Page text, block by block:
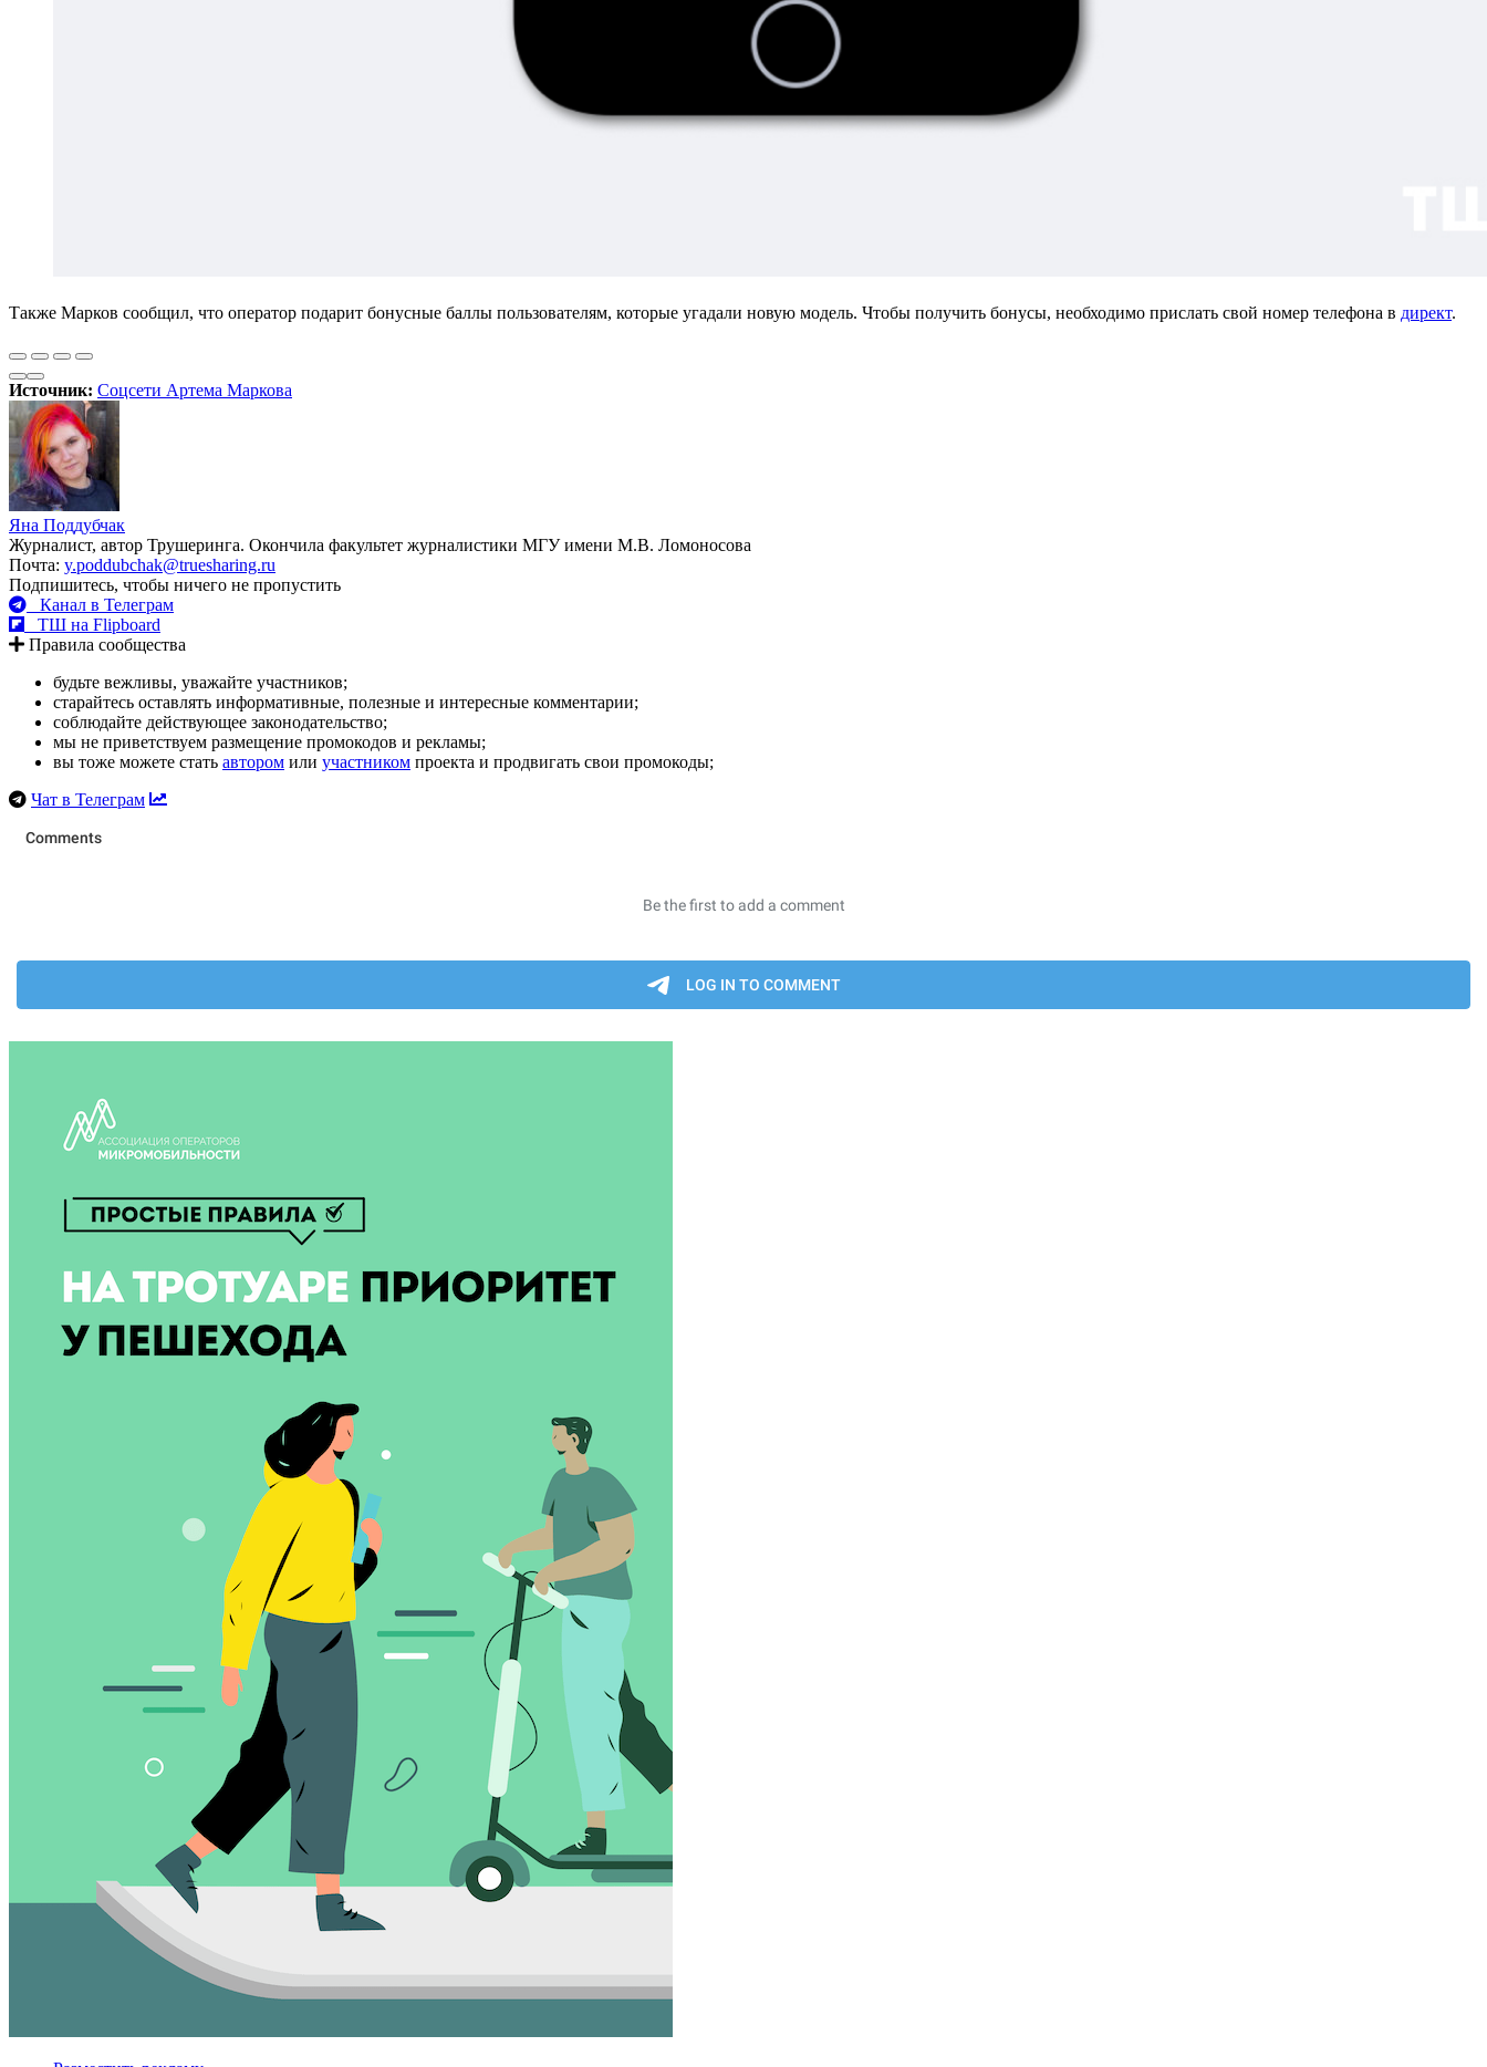
Также Марков сообщил, что оператор подарит бонусные баллы пользователям, которые угадали новую модель. Чтобы получить бонусы, необходимо прислать свой номер телефона в директ.
Источник: Соцсети Артема Маркова
Яна Поддубчак
Журналист, автор Трушеринга. Окончила факультет журналистики МГУ имени М.В. Ломоносова
Почта: y.poddubchak@truesharing.ru
Подпишитесь, чтобы ничего не пропустить
Канал в Телеграм
ТШ на Flipboard
Правила сообщества
будьте вежливы, уважайте участников;
старайтесь оставлять информативные, полезные и интересные комментарии;
соблюдайте действующее законодательство;
мы не приветствуем размещение промокодов и рекламы;
вы тоже можете стать автором или участником проекта и продвигать свои промокоды;
Чат в Телеграм